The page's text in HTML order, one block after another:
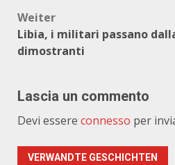
Weiter
Libia, i militari passano
dimostranti
Lascia un commento
Devi essere connesso per
VERWANDTE GESCHICHTEN